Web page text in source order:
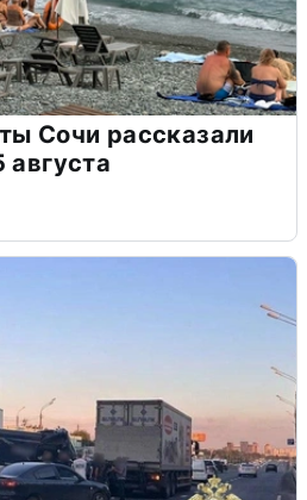
Сочи рассказали